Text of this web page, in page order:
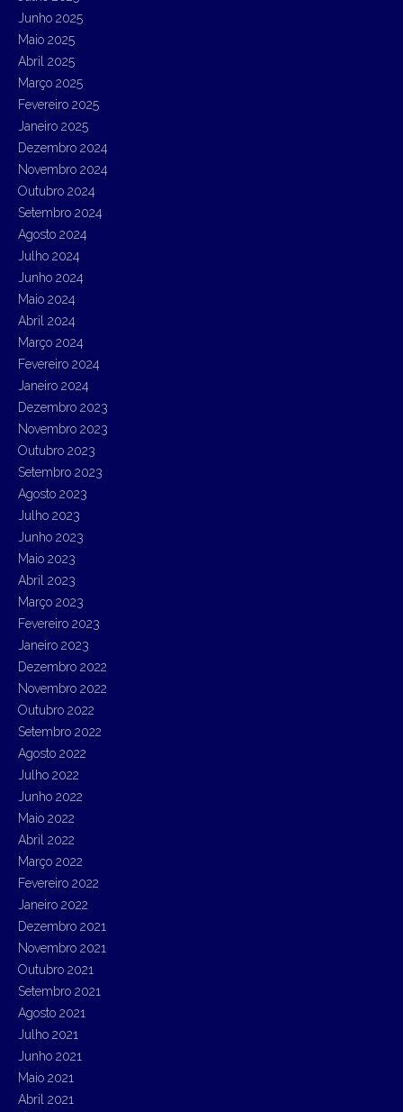
Junho 2025
Maio 2025
Abril 2025
Março 2025
Fevereiro 2025
Janeiro 2025
Dezembro 2024
Novembro 2024
Outubro 2024
Setembro 2024
Agosto 2024
Julho 2024
Junho 2024
Maio 2024
Abril 2024
Março 2024
Fevereiro 2024
Janeiro 2024
Dezembro 2023
Novembro 2023
Outubro 2023
Setembro 2023
Agosto 2023
Julho 2023
Junho 2023
Maio 2023
Abril 2023
Março 2023
Fevereiro 2023
Janeiro 2023
Dezembro 2022
Novembro 2022
Outubro 2022
Setembro 2022
Agosto 2022
Julho 2022
Junho 2022
Maio 2022
Abril 2022
Março 2022
Fevereiro 2022
Janeiro 2022
Dezembro 2021
Novembro 2021
Outubro 2021
Setembro 2021
Agosto 2021
Julho 2021
Junho 2021
Maio 2021
Abril 2021